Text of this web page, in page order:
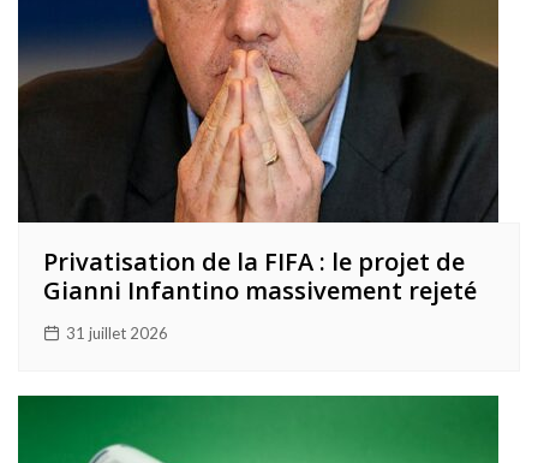
Privatisation de la FIFA : le projet de
Gianni Infantino massivement rejeté
31 juillet 2026